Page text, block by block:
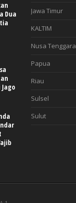
Dua
Jawa Timur
KALTIM
Nusa Tenggara
Papua
Riau
Sulsel
Sulut